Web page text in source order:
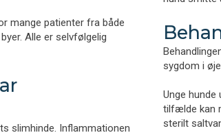
mange patienter fra både
Alle er selvfølgelig
slimhinde. Inflammationen
sygdom i
Unge
tilfælde kan
sterilt